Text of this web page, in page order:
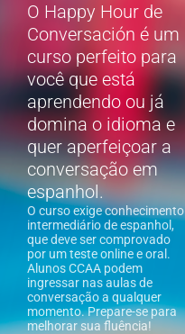
O Happy Hour de
Conversación é um
curso perfeito para
você que está
aprendendo ou já
domina o idioma e
quer aperfeiçoar a
conversação em
espanhol.
O curso exige conhecimento
intermediário de espanhol,
que deve ser comprovado
por um teste online e oral.
Alunos CCAA podem
ingressar nas aulas de
conversação a qualquer
momento. Prepare-se para
melhorar sua fluência!